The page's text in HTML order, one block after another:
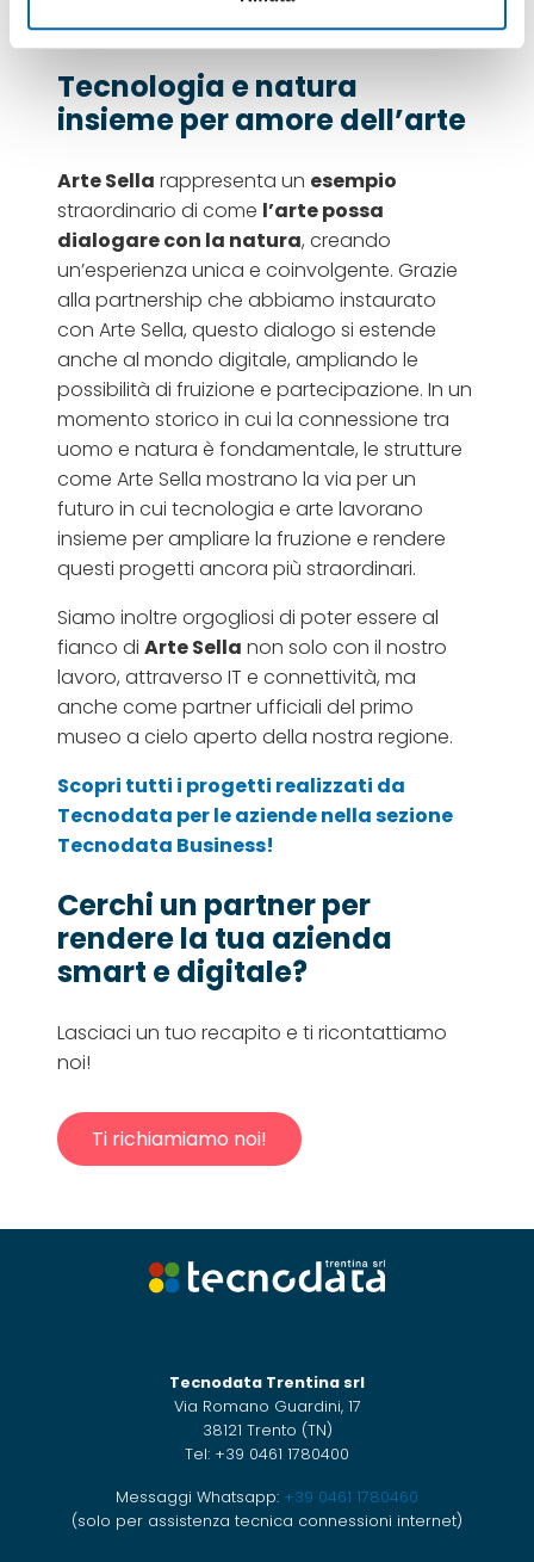
Tecnologia e natura
insieme per amore dell’arte
Arte Sella rappresenta un esempio
straordinario di come l’arte possa
dialogare con la natura, creando
un’esperienza unica e coinvolgente. Grazie
alla partnership che abbiamo instaurato
con Arte Sella, questo dialogo si estende
anche al mondo digitale, ampliando le
possibilità di fruizione e partecipazione. In un
momento storico in cui la connessione tra
uomo e natura è fondamentale, le strutture
come Arte Sella mostrano la via per un
futuro in cui tecnologia e arte lavorano
insieme per ampliare la fruzione e rendere
questi progetti ancora più straordinari.
Siamo inoltre orgogliosi di poter essere al
fianco di Arte Sella non solo con il nostro
lavoro, attraverso IT e connettività, ma
anche come partner ufficiali del primo
museo a cielo aperto della nostra regione.
Scopri tutti i progetti realizzati da
Tecnodata per le aziende nella sezione
Tecnodata Business!
Cerchi un partner per
rendere la tua azienda
smart e digitale?
Lasciaci un tuo recapito e ti ricontattiamo
noi!
Ti richiamiamo noi!
Tecnodata Trentina srl
Via Romano Guardini, 17
38121 Trento (TN)
Tel: +39 0461 1780400
Messaggi Whatsapp: +39 0461 1780460
(solo per assistenza tecnica connessioni internet)